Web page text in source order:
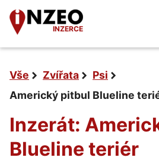
INZERCE
Vše Zvířata
Psi
Americký pitbul Blueline
Inzerát:
Blueline teriér